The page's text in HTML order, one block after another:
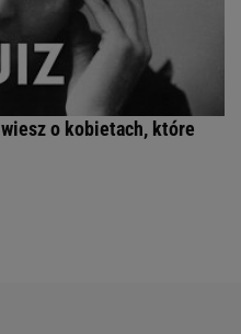
o kobietach, które